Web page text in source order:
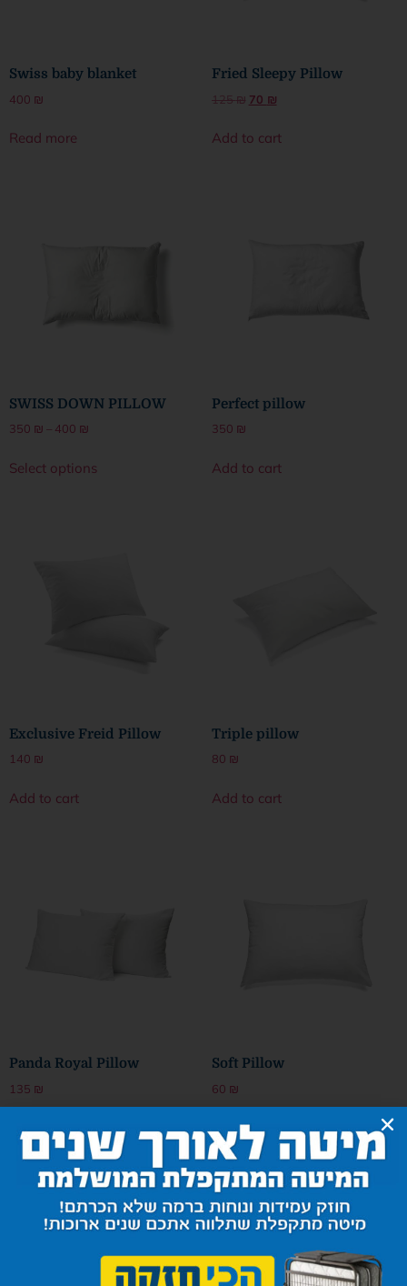
Swiss baby blanket
400 ₪
Read more
Fried Sleepy Pillow
125₪ 70 ₪
Add to cart
SWISS DOWN PILLOW
350 ₪ – 400 ₪
Select options
Perfect pillow
350 ₪
Add to cart
Exclusive Freid Pillow
140 ₪
Add to cart
Triple pillow
80 ₪
Add to cart
Panda Royal Pillow
135 ₪
Add to cart
Soft Pillow
60 ₪
Add to cart